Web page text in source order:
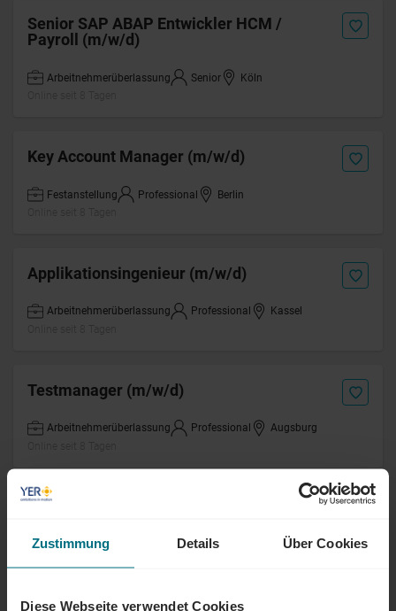
Zustimmung Details Über Cookies
Diese Webseite verwendet Cookies
Senior SAP ABAP Entwickler HCM /
Payroll (m/w/d)
Arbeitnehmerüberlassung Senior
Köln
Key Account Manager (m/w/d)
Festanstellung Professional
Berlin
Applikationsingenieur (m/w/d)
Arbeitnehmerüberlassung Professional
Kassel
Testmanager (m/w/d)
Arbeitnehmerüberlassung Professional
Augsburg
Testingenieur (m/w/d)
Arbeitnehmerüberlassung Professional
Wedel